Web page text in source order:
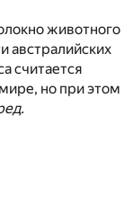
животного
австралийских
считается
но при этом